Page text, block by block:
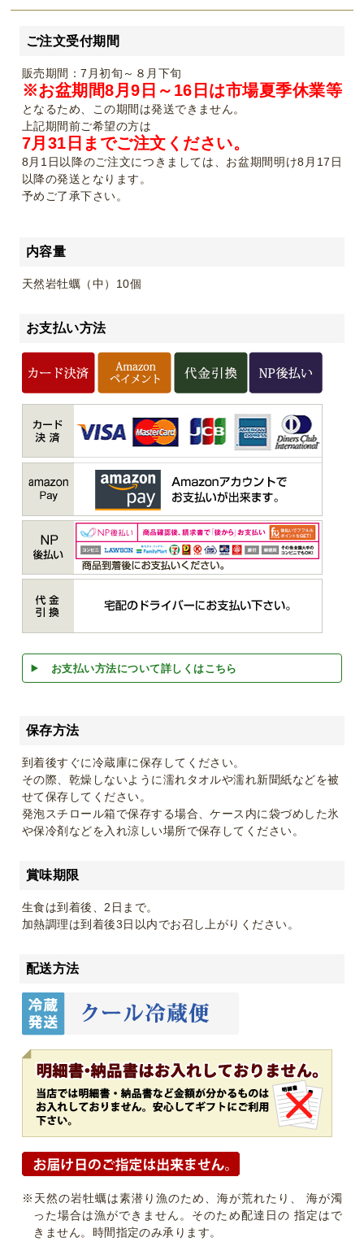
ご注文受付期間
販売期間：7月初旬～８月下旬
※お盆期間8月9日～16日は市場夏季休業等
となるため、この期間は発送できません。
上記期間前ご希望の方は
7月31日までご注文ください。
8月1日以降のご注文につきましては、お盆期間明け8月17日
以降の発送となります。
予めご了承下さい。
内容量
天然岩牡蠣（中）10個
お支払い方法
お支払い方法について詳しくはこちら
保存方法
到着後すぐに冷蔵庫に保存してください。
その際、乾燥しないように濡れタオルや濡れ新聞紙などを被
せて保存してください。
発泡スチロール箱で保存する場合、ケース内に袋づめした氷
や保冷剤などを入れ涼しい場所で保存してください。
賞味期限
生食は到着後、2日まで。
加熱調理は到着後3日以内でお召し上がりください。
配送方法
※天然の岩牡蠣は素潜り漁のため、海が荒れたり、 海が濁
った場合は漁ができません。そのため配達日の 指定はで
きません。時間指定のみ承ります。